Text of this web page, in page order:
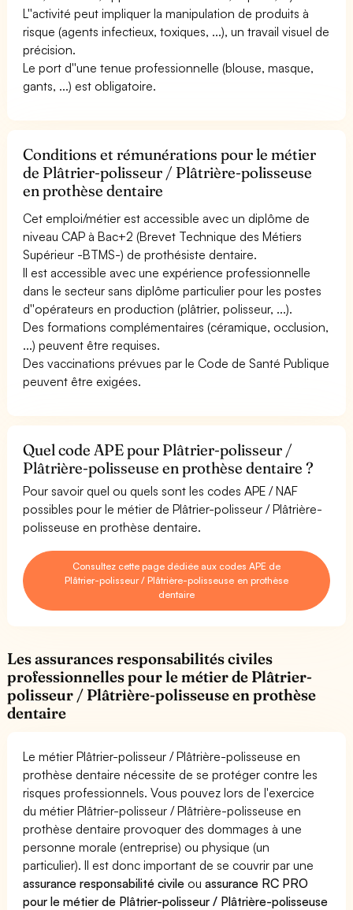
L''activité peut impliquer la manipulation de produits à
risque (agents infectieux, toxiques, ...), un travail visuel de
précision.
Le port d''une tenue professionnelle (blouse, masque,
gants, ...) est obligatoire.
Conditions et rémunérations pour le métier
de Plâtrier-polisseur / Plâtrière-polisseuse
en prothèse dentaire
Cet emploi/métier est accessible avec un diplôme de
niveau CAP à Bac+2 (Brevet Technique des Métiers
Supérieur -BTMS-) de prothésiste dentaire.
Il est accessible avec une expérience professionnelle
dans le secteur sans diplôme particulier pour les postes
d''opérateurs en production (plâtrier, polisseur, ...).
Des formations complémentaires (céramique, occlusion,
...) peuvent être requises.
Des vaccinations prévues par le Code de Santé Publique
peuvent être exigées.
Quel code APE pour Plâtrier-polisseur /
Plâtrière-polisseuse en prothèse dentaire ?
Pour savoir quel ou quels sont les codes APE / NAF
possibles pour le métier de Plâtrier-polisseur / Plâtrière-
polisseuse en prothèse dentaire.
Consultez cette page dédiée aux codes APE de
Plâtrier-polisseur / Plâtrière-polisseuse en prothèse
dentaire
Les assurances responsabilités civiles
professionnelles pour le métier de Plâtrier-
polisseur / Plâtrière-polisseuse en prothèse
dentaire
Le métier Plâtrier-polisseur / Plâtrière-polisseuse en
prothèse dentaire nécessite de se protéger contre les
risques professionnels. Vous pouvez lors de l'exercice
du métier Plâtrier-polisseur / Plâtrière-polisseuse en
prothèse dentaire provoquer des dommages à une
personne morale (entreprise) ou physique (un
particulier). Il est donc important de se couvrir par une
assurance responsabilité civile ouassurance RC PRO
pour le métier de Plâtrier-polisseur / Plâtrière-polisseuse